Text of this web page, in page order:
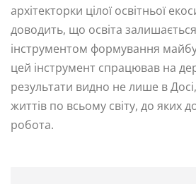
архітекторки цілої освітньої
доводить, що освіта
інструментом формування
цей інструмент спрацював на
результати видно не лише в
життів по всьому світу, до яких
робота.